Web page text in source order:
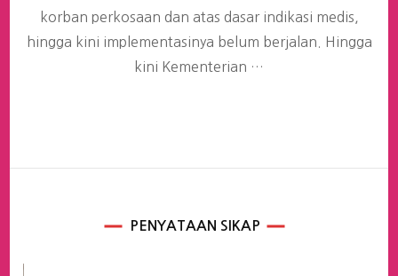
korban perkosaan dan atas dasar indikasi medis,
hingga kini implementasinya belum berjalan. Hingga
kini Kementerian …
PENYATAAN SIKAP